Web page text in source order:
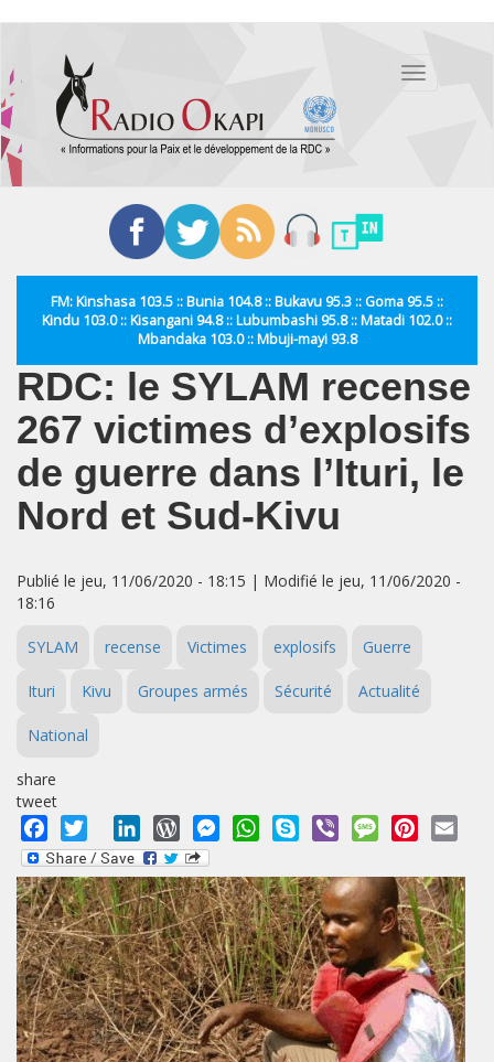
contenu
principal
Toggle
FM: Kinshasa 103.5 :: Bunia 104.8 :: Bukavu 95.3 :: Goma 95.5 ::
Kindu 103.0 :: Kisangani 94.8 :: Lubumbashi 95.8 :: Matadi 102.0 ::
Mbandaka 103.0 :: Mbuji-mayi 93.8
RDC: le SYLAM recense
267 victimes d’explosifs
de guerre dans l’Ituri, le
Nord et Sud-Kivu
Publié le jeu, 11/06/2020 - 18:15 | Modifié le jeu, 11/06/2020 -
18:16
SYLAM recense Victimes explosifs Guerre
Ituri Kivu Groupes armés Sécurité Actualité
National
share
tweet
Facebook
Twitter LinkedInWordPressMessengerWhatsApp
Skype Viber MessagePinterest